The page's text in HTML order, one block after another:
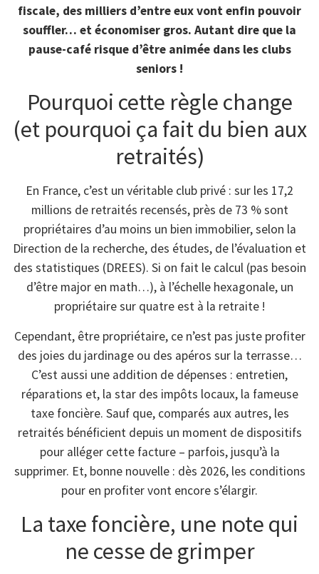
fiscale, des milliers d’entre eux vont enfin pouvoir
souffler… et économiser gros. Autant dire que la
pause-café risque d’être animée dans les clubs
seniors !
Pourquoi cette règle change
(et pourquoi ça fait du bien aux
retraités)
En France, c’est un véritable club privé : sur les 17,2
millions de retraités recensés, près de 73 % sont
propriétaires d’au moins un bien immobilier, selon la
Direction de la recherche, des études, de l’évaluation et
des statistiques (DREES). Si on fait le calcul (pas besoin
d’être major en math…), à l’échelle hexagonale, un
propriétaire sur quatre est à la retraite !
Cependant, être propriétaire, ce n’est pas juste profiter
des joies du jardinage ou des apéros sur la terrasse…
C’est aussi une addition de dépenses : entretien,
réparations et, la star des impôts locaux, la fameuse
taxe foncière. Sauf que, comparés aux autres, les
retraités bénéficient depuis un moment de dispositifs
pour alléger cette facture – parfois, jusqu’à la
supprimer. Et, bonne nouvelle : dès 2026, les conditions
pour en profiter vont encore s’élargir.
La taxe foncière, une note qui
ne cesse de grimper